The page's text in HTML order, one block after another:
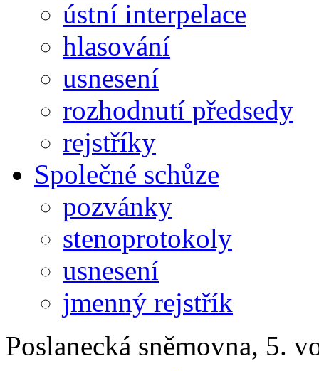
ústní interpelace
hlasování
usnesení
rozhodnutí předsedy
rejstříky
Společné schůze
pozvánky
stenoprotokoly
usnesení
jmenný rejstřík
Poslanecká sněmovna, 5.